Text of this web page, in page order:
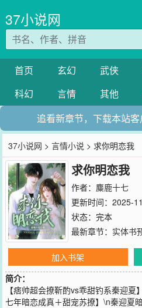
37小说网
首页 玄幻 武侠
科幻
言情 其他
追看新章节，下载本站
37小说网 >言情小说 > 求你明恋我
求你明恋我
作者： 麋鹿十七
更新时间：2025-
状态：完本
最新章节： 实体书
加入书架
简介：
【痞帅超会撩靳酌vs乖甜钓系秦迎夏
七年暗恋成真＋甜宠苏撩】\n秦迎夏